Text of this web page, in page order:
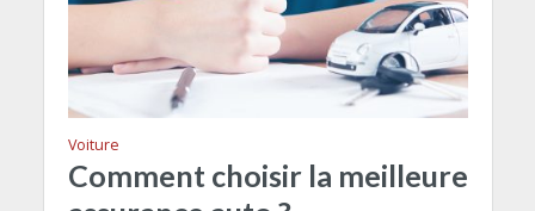
Voiture
Comment choisir la meilleure